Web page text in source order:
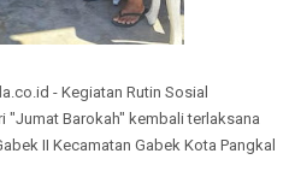
- Kegiatan Rutin Sosial
"Jumat Barokah" kembali terlaksana
II Kecamatan Gabek Kota Pangkal